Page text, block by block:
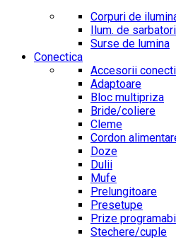
Corpuri de
Ilum. de sarbatori
Surse de lumina
Conectica
Accesorii
Adaptoare
Bloc multipriza
Bride/coliere
Cleme
Cordon
Doze
Dulii
Mufe
Prelungitoare
Presetupe
Prize
Stechere/cuple